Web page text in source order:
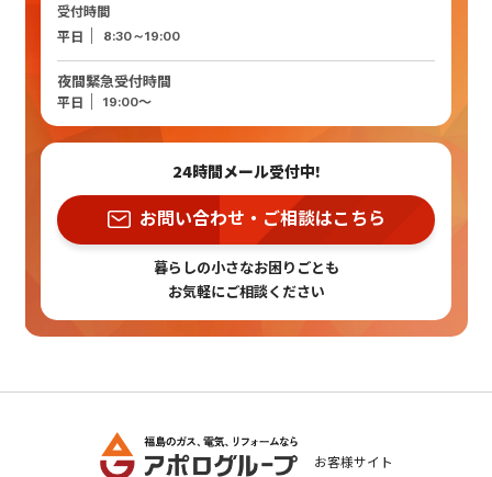
受付時間
平日
8:30～19:00
夜間緊急受付時間
平日 19:00～
24時間メール受付中!
お問い合わせ・ご相談はこちら
暮らしの小さなお困りごとも
お気軽にご相談ください
お客様サイト